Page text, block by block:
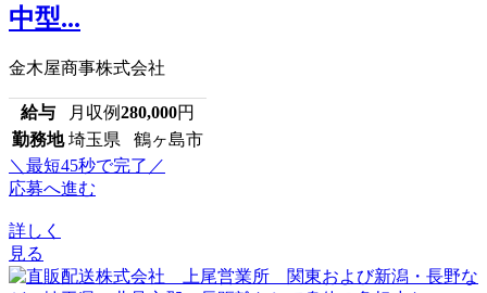
中型...
金木屋商事株式会社
給与 月収例280,000円
勤務地 埼玉県 鶴ヶ島市
＼最短45秒で完了／
応募へ進む
詳しく
見る